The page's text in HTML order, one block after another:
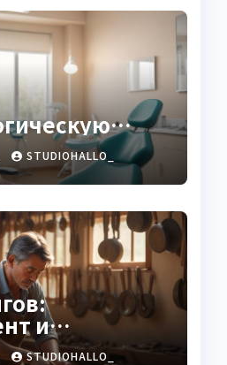
STUDIOHALLO_
и
STUDIOHALLO_